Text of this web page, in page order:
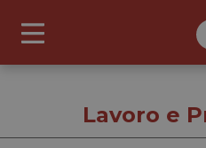
Lavoro e